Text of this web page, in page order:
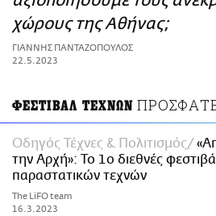
ΑΜΠΑ
PRINT
χώρους της Αθήνας;
ΓΙΑΝΝΗΣ ΠΑΝΤΑΖΟΠΟΥΛΟΣ
22.5.2023
ΦΕΣΤΙΒΑΛ ΤΕΧΝΩΝ
Οδηγός Τέχνες & Πολιτισμός
την Αρχή»: To 1ο διεθνές
παραστατικών τεχνών
The LiFO team
16.3.2023